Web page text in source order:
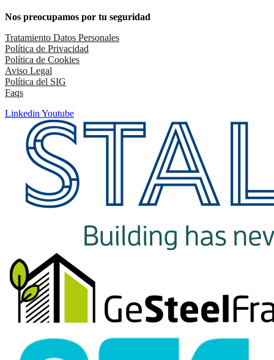
Nos preocupamos por tu seguridad
Tratamiento Datos Personales
Política de Privacidad
Política de Cookies
Aviso Legal
Política del SIG
Faqs
Linkedin Youtube